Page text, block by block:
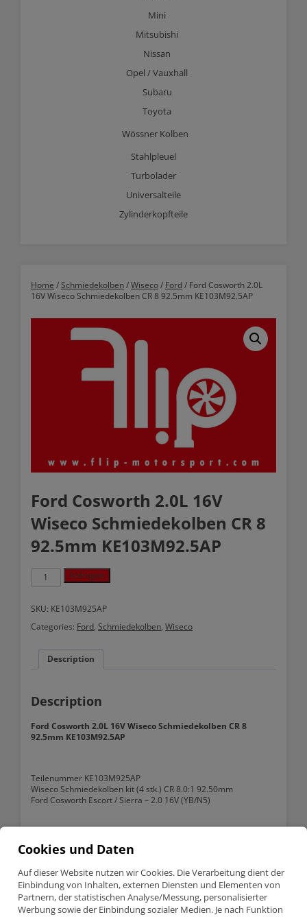
Mini
Mitsubishi
Nissan
Opel / Vauxhall
Subaru
Toyota
Wössner Kolben
Stahlpleuel
Turbolader
Universalteile
Zylinderkopfteile
Home /Schmiedekolben/Wiseco/ Ford/ Ford Cosworth 2.0L
16V Wiseco Schmiedekolben CR 8 92.5mm KE103M92.5AP
Ford Cosworth 2.0L 16V
Wiseco Schmiedekolben CR 8
92.5mm KE103M92.5AP
Ford
Cosworth
16V
Schmiedekolben
92.5mm
KE103M92.5AP
Anfragen
SKU: KE103M925AP
Categories: Ford, Schmiedekolben, Wiseco
Description
Description
Ford Cosworth 2.0L 16V Wiseco Schmiedekolben CR 8
92.5mm KE103M92.5AP
Teilenummer KE103M925AP
Wiseco Schmiedekolben kit (4 stk.) CR 8.0:1 92.50mm
Ford Cosworth Escort / Sierra – 2.0 16V (YB/N5)
Information:
Product detailed specification
Bore size 92.50mm
Cookies und Daten
Auf dieser Website nutzen wir Cookies. Die Verarbeitung dient der
Einbindung von Inhalten, externen Diensten und Elementen von
Partnern, der statistischen Analyse/Messung, personalisierter
Werbung sowie der Einbindung sozialer Medien. Je nach Funktion